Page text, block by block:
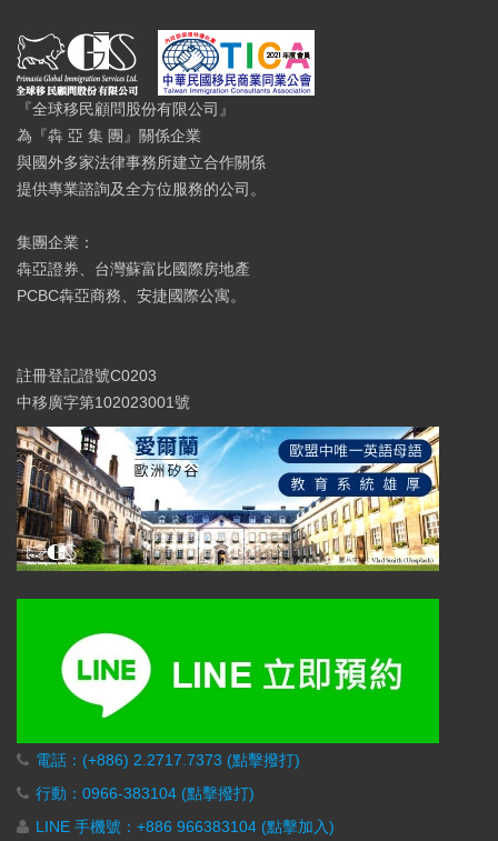
『全球移民顧問股份有限公司』
為『犇 亞 集 團』關係企業
與國外多家法律事務所建立合作關係
提供專業諮詢及全方位服務的公司。
集團企業：
犇亞證券、台灣蘇富比國際房地產
PCBC犇亞商務、安捷國際公寓。
註冊登記證號C0203
中移廣字第102023001號
電話：(+886) 2.2717.7373 (點擊撥打)
行動：0966-383104 (點擊撥打)
LINE 手機號：+886 966383104 (點擊加入)